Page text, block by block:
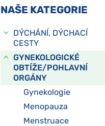
NAŠE KATEGORIE
DÝCHÁNÍ, DÝCHACÍ
CESTY
GYNEKOLOGICKÉ
OBTÍŽE/POHLAVNÍ
ORGÁNY
Gynekologie
Menopauza
Menstruace